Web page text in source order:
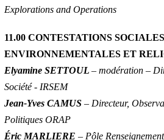
Explorations and Operations
11.00 CONTESTATIONS
ENVIRONNEMENTALES ET
Elyamine SETTOUL – modération –
Société - IRSEM
Jean-Yves CAMUS – Directeur,
Politiques ORAP
Éric MARLIERE – Pôle